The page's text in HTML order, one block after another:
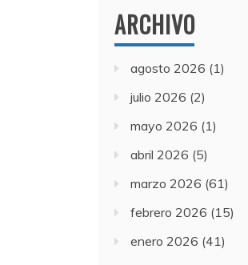
ARCHIVO
agosto 2026 (1)
julio 2026 (2)
mayo 2026 (1)
abril 2026 (5)
marzo 2026 (61)
febrero 2026 (15)
enero 2026 (41)